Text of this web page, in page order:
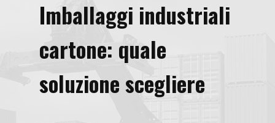
Imballaggi industriali
cartone: quale
soluzione scegliere